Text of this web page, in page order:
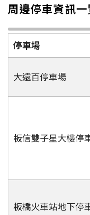
周邊停車資訊一
停車場
大遠百停車場
板信雙子星大樓停
板橋火車站地下停